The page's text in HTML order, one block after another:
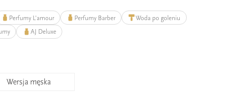
Perfumy L'amour Perfumy Barber
Woda po goleniu
AJ Deluxe
Wersja męska